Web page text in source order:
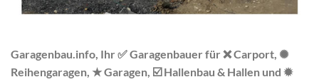
Garagenbau.info, Ihr ✅ Garagenbauer für ❌ Carport, ✺
Reihengaragen, ★ Garagen, ☑️ Hallenbau & Hallen und ✹